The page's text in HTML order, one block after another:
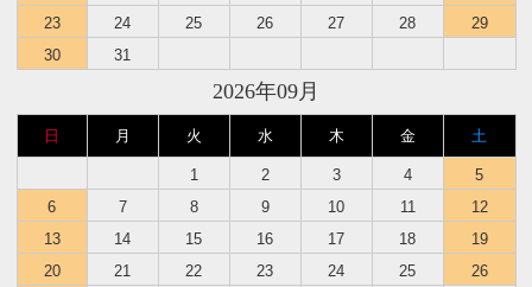
23
24 25 26 27 28
29
30
31
2026年09月
日 月 火 水 木 金 土
1 2 3 4
5
6
7 8 9 10 11
12
13
14 15 16 17 18
19
20
21 22 23 24 25 26